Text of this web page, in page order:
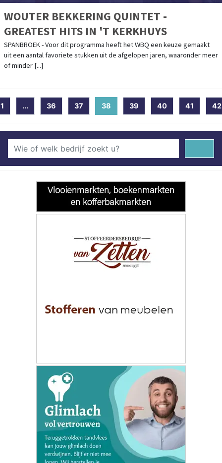
WOUTER BEKKERING QUINTET -
GREATEST HITS IN 'T KERKHUYS
SPANBROEK - Voor dit programma heeft het WBQ een keuze gemaakt
uit een aantal favoriete stukken uit de afgelopen jaren, waaronder meer
of minder [...]
1 ... 36 37 38 (current)
39 40 41 42